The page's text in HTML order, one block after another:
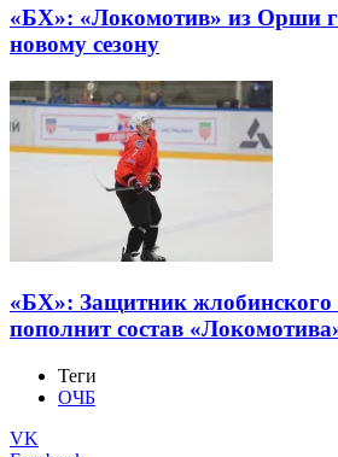
«БХ»: «Локомотив» из Орши
новому сезону
«БХ»: Защитник жлобинского
пополнит состав
Теги
ОЧБ
VK